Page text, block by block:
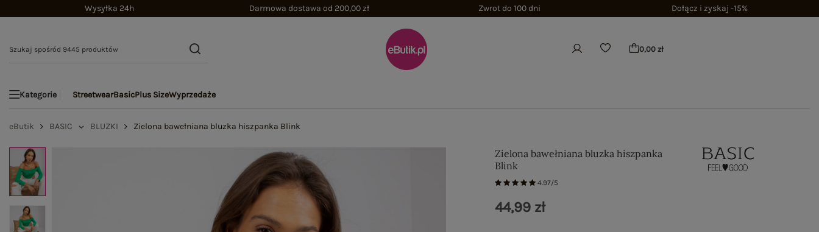
Wysyłka 24h Darmowa dostawa od 200,00 zł Zwrot do 100 dni Dołącz i zyskaj -15%
0,00 zł
Kategorie StreetwearBasicPlus SizeWyprzedaże
eButik BASIC BLUZKI Zielona bawełniana bluzka hiszpanka Blink
Zielona bawełniana bluzka hiszpanka
Blink
4.97/5
44,99 zł